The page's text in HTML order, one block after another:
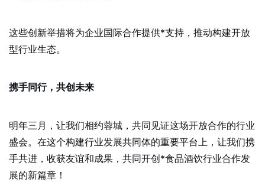
这些创新举措将为企业国际合作提供*支持，推动构建开放
型行业生态。
携手同行，共创未来
明年三月，让我们相约蓉城，共同见证这场开放合作的行业
盛会。在这个构建行业发展共同体的重要平台上，让我们携
手共进，收获友谊和成果，共同开创*食品酒饮行业合作发
展的新篇章！